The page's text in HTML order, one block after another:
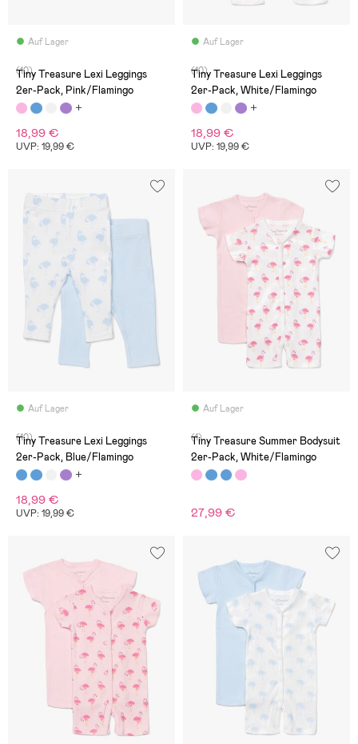
Auf Lager
(10)
Tiny Treasure Lexi Leggings
2er-Pack, Pink/Flamingo
18,99 €
UVP: 19,99 €
Auf Lager
(10)
Tiny Treasure Lexi Leggings
2er-Pack, White/Flamingo
18,99 €
UVP: 19,99 €
Auf Lager
(10)
Tiny Treasure Lexi Leggings
2er-Pack, Blue/Flamingo
18,99 €
UVP: 19,99 €
Auf Lager
(1)
Tiny Treasure Summer Bodysuit
2er-Pack, White/Flamingo
27,99 €